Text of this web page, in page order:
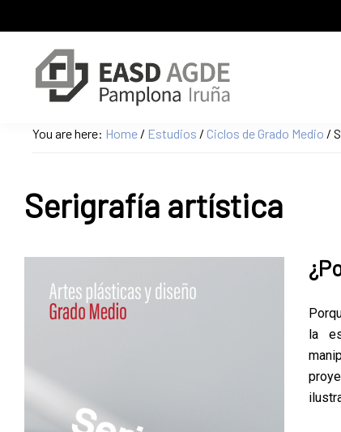
to
navigation
to
content
to
sidebar
Escuela
de
Superior
de
Diseño
Pamplona
Sitio
la
Escuela
Arte
Superior
You are here: Home / Estudios / Ciclos de Grado Medio /
Serigrafía artística
la